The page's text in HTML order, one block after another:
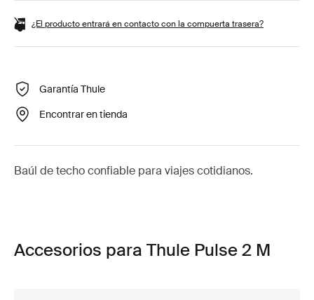
¿El producto entrará en contacto con la compuerta trasera?
Garantía Thule
Encontrar en tienda
Baúl de techo confiable para viajes cotidianos.
Accesorios para Thule Pulse 2 M